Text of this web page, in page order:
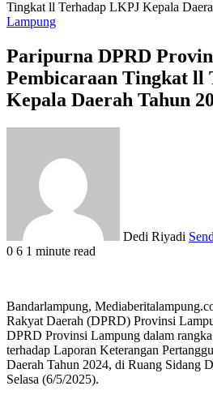
Tingkat ll Terhadap LKPJ Kepala
Lampung
Paripurna DPRD
Pembicaraan Tingkat ll
Kepala Daerah Tahun
Dedi Riyadi
0 6 1 minute read
Bandarlampung,
Rakyat Daerah (DPRD) Provinsi
DPRD Provinsi Lampung dalam
terhadap Laporan Keterangan
Daerah Tahun 2024, di Ruang Sidang
Selasa (6/5/2025).